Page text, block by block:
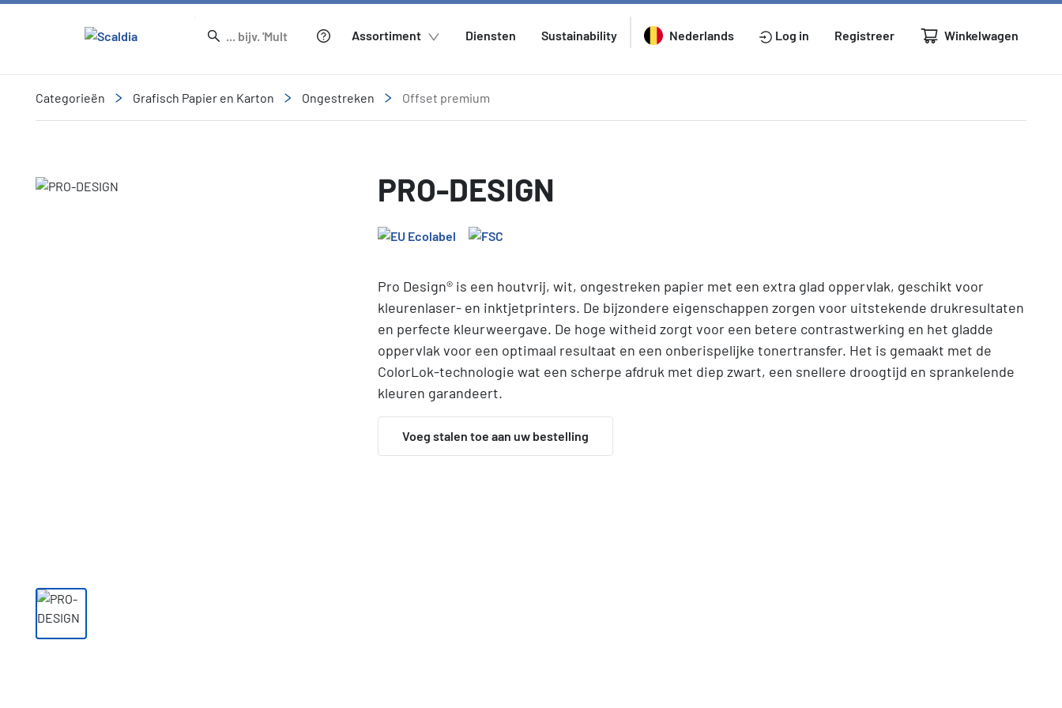
Assortiment Diensten Sustainability Nederlands Log in Registreer Winkelwagen
Categorieën Grafisch Papier en Karton Ongestreken Offset premium
Slide 1 of 1 PRO-DESIGN
Pro Design® is een houtvrij, wit, ongestreken papier met een extra glad oppervlak, geschikt voor
kleurenlaser- en inktjetprinters. De bijzondere eigenschappen zorgen voor uitstekende drukresultaten
en perfecte kleurweergave. De hoge witheid zorgt voor een betere contrastwerking en het gladde
oppervlak voor een optimaal resultaat en een onberispelijke tonertransfer. Het is gemaakt met de
ColorLok-technologie wat een scherpe afdruk met diep zwart, een snellere droogtijd en sprankelende
kleuren garandeert.
Voeg stalen toe aan uw bestelling